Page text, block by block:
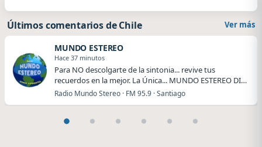
Últimos comentarios de Chile Ver más
MUNDO ESTEREO
Hace 37 minutos
Para NO descolgarte de la sintonia... revive tus
recuerdos en la mejor. La Única... MUNDO ESTEREO DI…
Radio Mundo Stereo · FM 95.9 · Santiago